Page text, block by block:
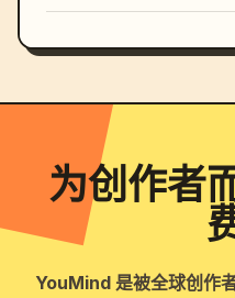
为创作者
YouMind 是被全球创作